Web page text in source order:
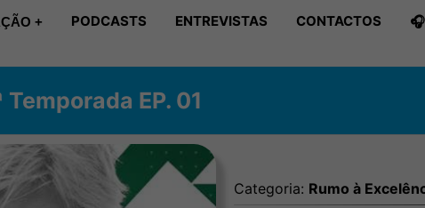
+ PODCASTS ENTREVISTAS CONTACTOS
EP. 01
Categoria: Rumo à